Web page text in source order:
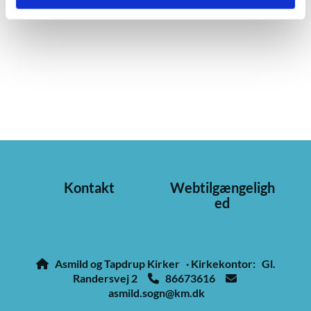
Kontakt
Webtilgængeligh
ed
Asmild og Tapdrup Kirker · Kirkekontor: Gl.
Randersvej 2
86673616 
asmild.sogn@km.dk